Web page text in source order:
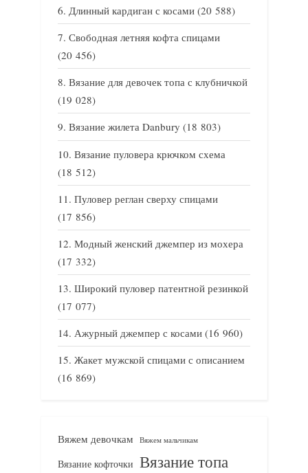
Длинный кардиган с косами (20 588)
Свободная летняя кофта спицами
(20 456)
Вязание для девочек топа с клубничкой
(19 028)
Вязание жилета Danbury (18 803)
Вязание пуловера крючком схема
(18 512)
Пуловер реглан сверху спицами
(17 856)
Модный женский джемпер из мохера
(17 332)
Широкий пуловер патентной резинкой
(17 077)
Ажурный джемпер с косами (16 960)
Жакет мужской спицами с описанием
(16 869)
Вяжем девочкам Вяжем мальчикам
Вязание кофточки Вязание топа